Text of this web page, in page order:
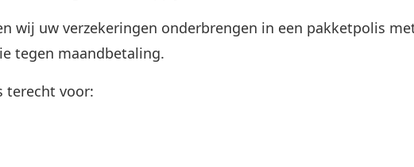
wij uw verzekeringen onderbrengen in een pakketpolis
tegen maandbetaling.
terecht voor: